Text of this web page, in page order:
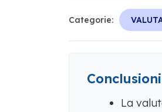
Categorie:
La